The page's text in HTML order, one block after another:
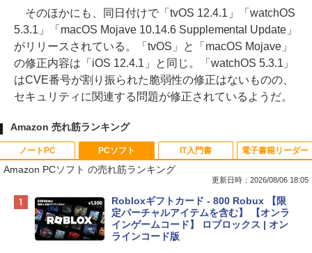
そのほかにも、同日付けで「tvOS 12.4.1」「watchOS
5.3.1」「macOS Mojave 10.14.6 Supplemental Update」
がリリースされている。「tvOS」と「macOS Mojave」
の修正内容は「iOS 12.4.1」と同じ。「watchOS 5.3.1」
はCVE番号が割り振られた脆弱性の修正はないものの、
セキュリティに関連する問題が修正されているようだ。
Amazon 売れ筋ランキング
ノートPC
Apple 2026 MacBook Neo A18 Proチッ
プ搭載13インチノートブック：AIとAppl
e Intelligenceのために設計、Liquid Ret
inaディスプレイ、8GBユニファイドメモ
PCソフト
Amazon PCソフト の売れ筋ランキング
更新日時：2026/08/06 18:05
Robloxギフトカード - 800 Robux 【限
定バーチャルアイテムを含む】 【オンラ
インゲームコード】 ロブロックス | オン
ラインコード版
IT入門書 電子書籍リーダー